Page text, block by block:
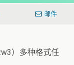
邮件
）多种格式任